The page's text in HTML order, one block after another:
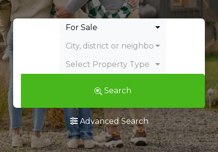
For Sale
City, district or neighborhood
Select Property Type
Search
Advanced Search